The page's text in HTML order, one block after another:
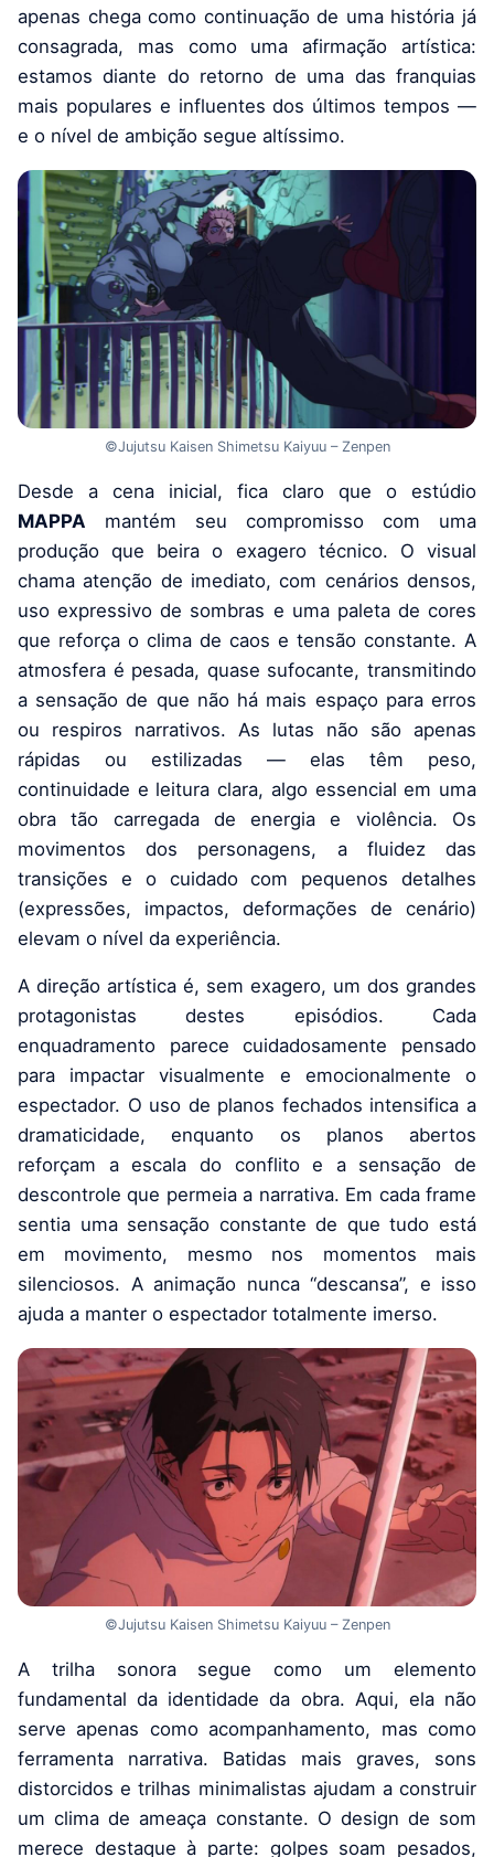
apenas chega como continuação de uma história já
consagrada, mas como uma afirmação artística:
estamos diante do retorno de uma das franquias
mais populares e influentes dos últimos tempos —
e o nível de ambição segue altíssimo.
©Jujutsu Kaisen Shimetsu Kaiyuu – Zenpen
Desde a cena inicial, fica claro que o estúdio
MAPPA mantém seu compromisso com uma
produção que beira o exagero técnico. O visual
chama atenção de imediato, com cenários densos,
uso expressivo de sombras e uma paleta de cores
que reforça o clima de caos e tensão constante. A
atmosfera é pesada, quase sufocante, transmitindo
a sensação de que não há mais espaço para erros
ou respiros narrativos. As lutas não são apenas
rápidas ou estilizadas — elas têm peso,
continuidade e leitura clara, algo essencial em uma
obra tão carregada de energia e violência. Os
movimentos dos personagens, a fluidez das
transições e o cuidado com pequenos detalhes
(expressões, impactos, deformações de cenário)
elevam o nível da experiência.
A direção artística é, sem exagero, um dos grandes
protagonistas destes episódios. Cada
enquadramento parece cuidadosamente pensado
para impactar visualmente e emocionalmente o
espectador. O uso de planos fechados intensifica a
dramaticidade, enquanto os planos abertos
reforçam a escala do conflito e a sensação de
descontrole que permeia a narrativa. Em cada frame
sentia uma sensação constante de que tudo está
em movimento, mesmo nos momentos mais
silenciosos. A animação nunca “descansa”, e isso
ajuda a manter o espectador totalmente imerso.
©Jujutsu Kaisen Shimetsu Kaiyuu – Zenpen
A trilha sonora segue como um elemento
fundamental da identidade da obra. Aqui, ela não
serve apenas como acompanhamento, mas como
ferramenta narrativa. Batidas mais graves, sons
distorcidos e trilhas minimalistas ajudam a construir
um clima de ameaça constante. O design de som
merece destaque à parte: golpes soam pesados,